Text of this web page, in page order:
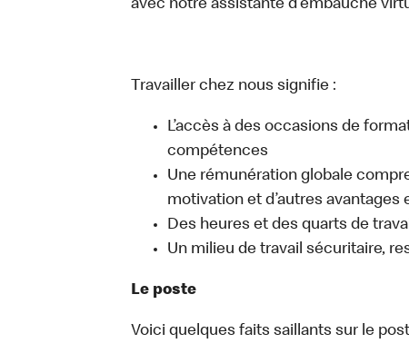
avec notre assistante d’embauche
Travailler chez nous signifie :
L’accès à des occasions de
compétences
Une rémunération globale
motivation et d’autres
Des heures et des quarts de
Un milieu de travail sécuritaire,
Le poste
Voici quelques faits saillants sur le